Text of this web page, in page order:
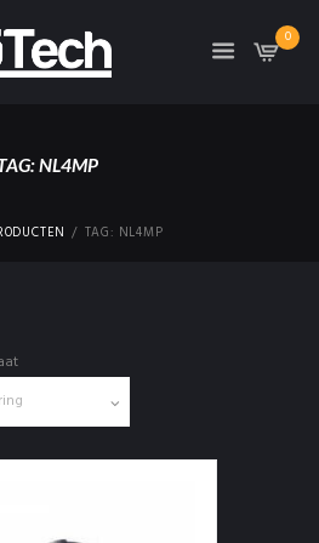
0
NL4MP
TAG: NL4MP